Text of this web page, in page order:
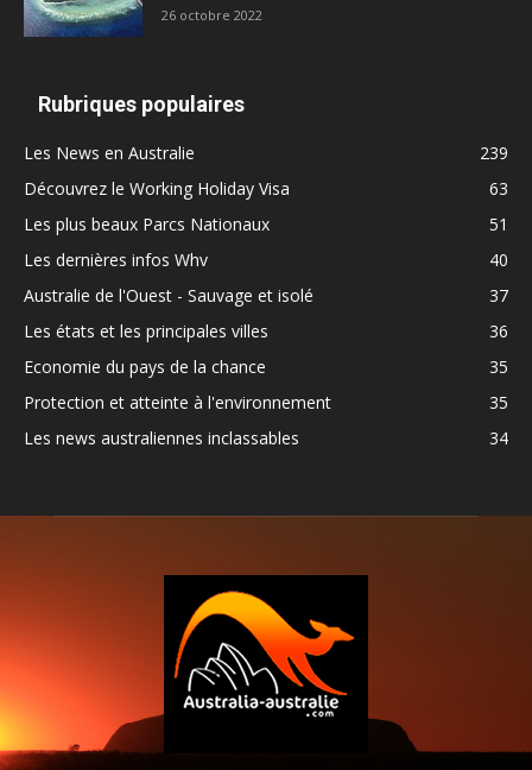
26 octobre 2022
Rubriques populaires
Les News en Australie
239
Découvrez le Working Holiday Visa
63
Les plus beaux Parcs Nationaux
51
Les dernières infos Whv
40
Australie de l'Ouest - Sauvage et isolé
37
Les états et les principales villes
36
Economie du pays de la chance
35
Protection et atteinte à l'environnement
35
Les news australiennes inclassables
34